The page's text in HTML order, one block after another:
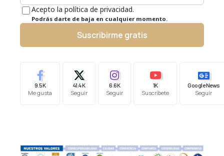
Acepto la política de privacidad.
Podrás darte de baja en cualquier momento.
Suscribirme gratis
9.5K
Me gusta
41.4K
Seguir
6.6K
Seguir
1K
Suscríbete
Google News
Seguir